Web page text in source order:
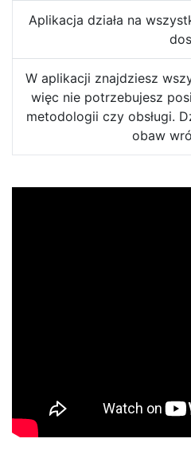
Aplikacja działa na
W aplikacji znajdziesz
więc nie potrzebujesz
metodologii czy obsługi.
obaw